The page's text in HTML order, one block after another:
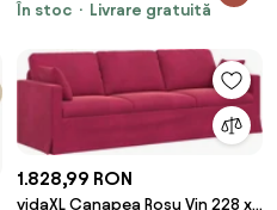
În stoc
Livrare gratuită
1.828,99 RON
vidaXL Canapea Roșu Vin 228 x